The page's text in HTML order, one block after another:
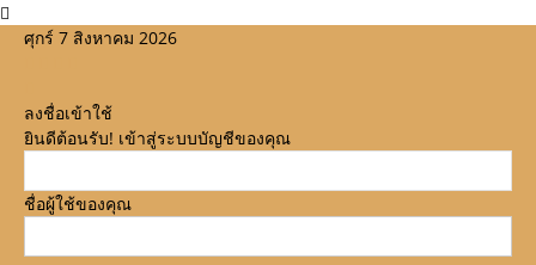
ศุกร์ 7 สิงหาคม 2026
ลงชื่อเข้าใช้
ยินดีต้อนรับ! เข้าสู่ระบบบัญชีของคุณ
ชื่อผู้ใช้ของคุณ